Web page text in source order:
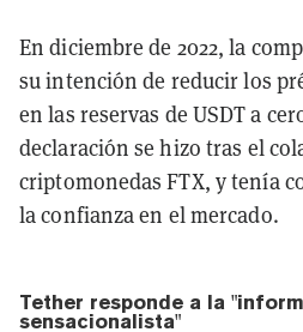
En diciembre de 2022, la
su intención de reducir los
en las reservas de USDT a
declaración se hizo tras el
criptomonedas FTX, y tenía
la confianza en el mercado.
Tether responde a la
sensacionalista"